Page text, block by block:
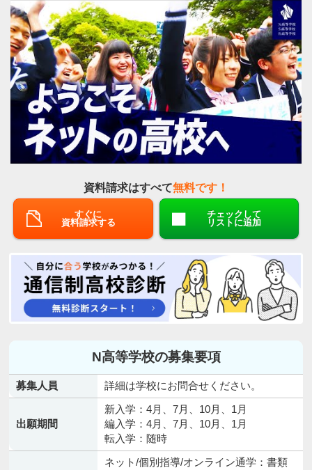
資料請求はすべて無料です！
すぐに
資料請求する
チェックして
リストに追加
N高等学校の募集要項
募集人員 詳細は学校にお問合せください。
出願期間
新入学：4月、7月、10月、1月
編入学：4月、7月、10月、1月
転入学：随時
ネット/個別指導/オンライン通学：書類